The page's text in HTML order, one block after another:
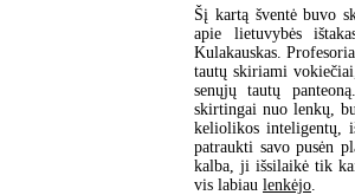
Šį kartą šventė buvo
apie lietuvybės
Kulakauskas.
tautų skiriami
senųjų tautų
skirtingai nuo lenkų,
keliolikos inteligentų,
patraukti savo pusėn
kalba, ji išsilaikė tik
vis labiau lenkėjo